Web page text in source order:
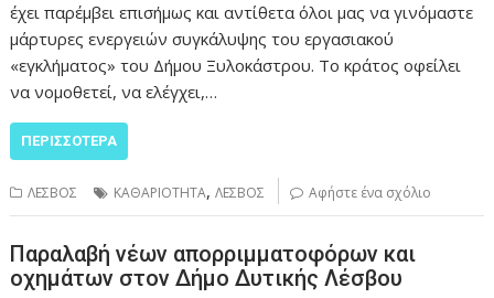
έχει παρέμβει επισήμως και αντίθετα όλοι μας να γινόμαστε
μάρτυρες ενεργειών συγκάλυψης του εργασιακού
«εγκλήματος» του Δήμου Ξυλοκάστρου. Το κράτος οφείλει
να νομοθετεί, να ελέγχει,…
ΠΕΡΙΣΣΌΤΕΡΑ
ΛΕΣΒΟΣ ΚΑΘΑΡΙΟΤΗΤΑ,ΛΕΣΒΟΣ Αφήστε ένα σχόλιο
Παραλαβή νέων απορριμματοφόρων και
οχημάτων στον Δήμο Δυτικής Λέσβου